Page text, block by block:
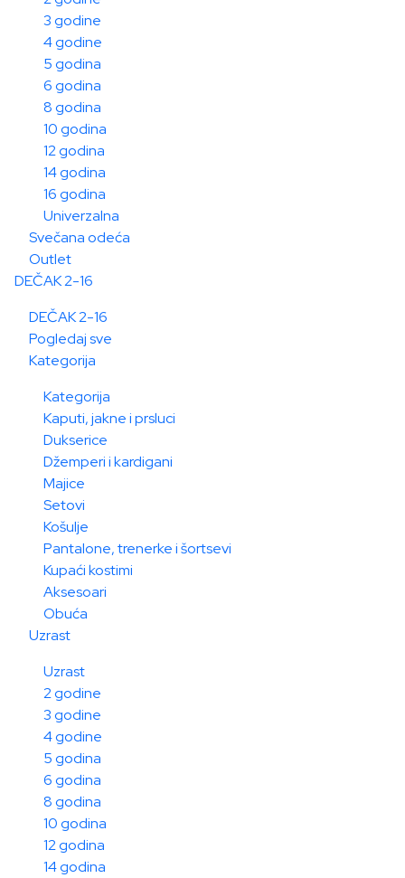
3 godine
4 godine
5 godina
6 godina
8 godina
10 godina
12 godina
14 godina
16 godina
Univerzalna
Svečana odeća
Outlet
DEČAK 2-16
DEČAK 2-16
Pogledaj sve
Kategorija
Kategorija
Kaputi, jakne i prsluci
Dukserice
Džemperi i kardigani
Majice
Setovi
Košulje
Pantalone, trenerke i šortsevi
Kupaći kostimi
Aksesoari
Obuća
Uzrast
Uzrast
2 godine
3 godine
4 godine
5 godina
6 godina
8 godina
10 godina
12 godina
14 godina